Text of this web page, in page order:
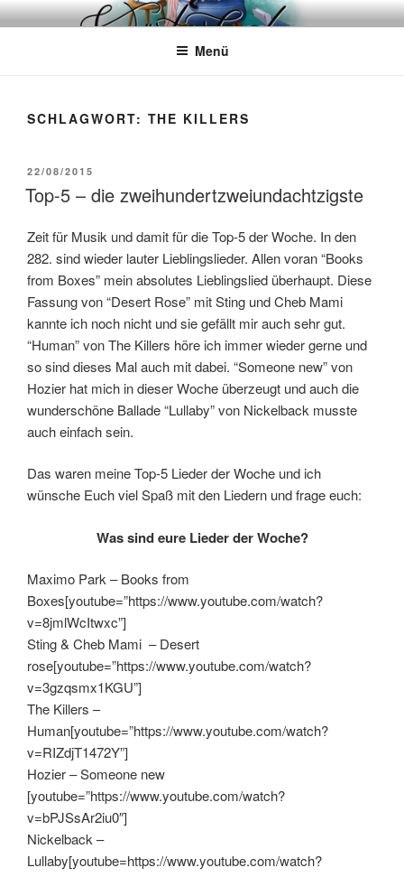
Zum
InhaltWÖRTERKATZE
Von Büchern erzählen
Menü
SCHLAGWORT: THE KILLERS
VERÖFFENTLICHT
AM
22/08/2015
Top-5 – die zweihundertzweiundachtzigste
Zeit für Musik und damit für die Top-5 der Woche. In den
282. sind wieder lauter Lieblingslieder. Allen voran “Books
from Boxes” mein absolutes Lieblingslied überhaupt. Diese
Fassung von “Desert Rose” mit Sting und Cheb Mami
kannte ich noch nicht und sie gefällt mir auch sehr gut.
“Human” von The Killers höre ich immer wieder gerne und
so sind dieses Mal auch mit dabei. “Someone new” von
Hozier hat mich in dieser Woche überzeugt und auch die
wunderschöne Ballade “Lullaby” von Nickelback musste
auch einfach sein.
Das waren meine Top-5 Lieder der Woche und ich
wünsche Euch viel Spaß mit den Liedern und frage euch:
Was sind eure Lieder der Woche?
Maximo Park – Books from
Boxes[youtube=”https://www.youtube.com/watch?
v=8jmlWcItwxc”]
Sting & Cheb Mami – Desert
rose[youtube=”https://www.youtube.com/watch?
v=3gzqsmx1KGU”]
The Killers –
Human[youtube=”https://www.youtube.com/watch?
v=RIZdjT1472Y”]
Hozier – Someone new
[youtube=”https://www.youtube.com/watch?
v=bPJSsAr2iu0″]
Nickelback –
Lullaby[youtube=https://www.youtube.com/watch?